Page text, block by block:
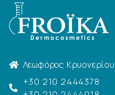
Λεωφόρος
+30 210 2444378